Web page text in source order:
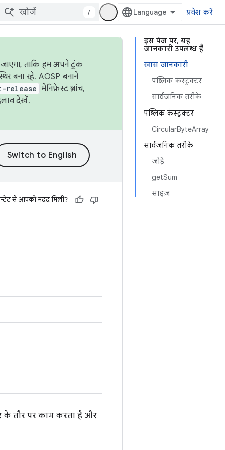
/ प्रवेश करें
इस पेज पर, यह
जानकारी उपलब्ध है
खास जानकारी
पब्लिक कंस्ट्रक्टर
सार्वजनिक तरीके
पब्लिक कंस्ट्रक्टर
CircularByteArray
सार्वजनिक तरीके
जोड़ें
getSum
साइज़
ताकि हम अपने ट्रंक
बना रहे. AOSP बनाने
release मेनिफ़ेस्ट ब्रांच,
देखें.
से आपको मदद मिली?
के तौर पर काम करता है और